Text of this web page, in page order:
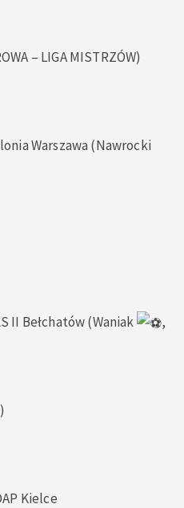
– LIGA MISTRZÓW)
Warszawa (Nawrocki
II Bełchatów (Waniak ,
)
Kielce